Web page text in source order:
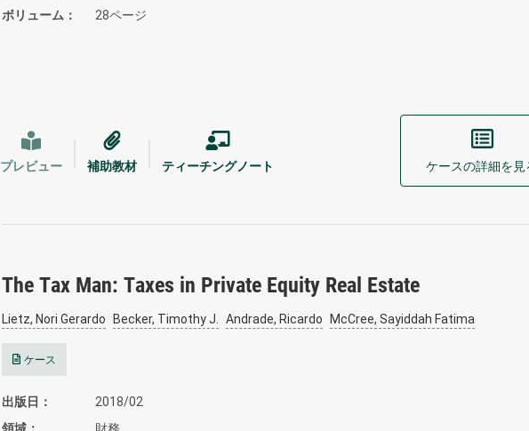
ボリューム
28ページ
プレビュー 補助教材 ティーチングノート ケースの詳細を見
The Tax Man: Taxes in Private Equity Real Estate
Lietz, Nori Gerardo Becker, Timothy J. Andrade, Ricardo McCree, Sayiddah Fatima
ケース
出版日
2018/02